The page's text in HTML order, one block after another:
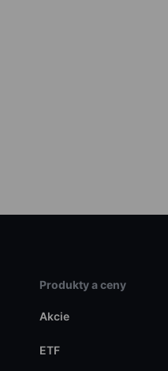
Produkty a ceny
Akcie
ETF